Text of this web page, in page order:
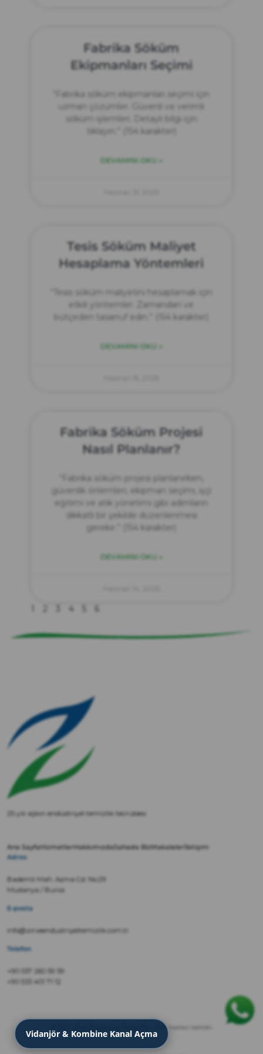
Fabrika Söküm
Ekipmanları Seçimi
“Fabrika söküm ekipmanları seçimi için
uzman çözümler. Güvenli ve verimli
söküm işlemleri. Detaylı bilgi için
tıklayın.” (154 karakter)
DEVAMINI OKU »
Tesis Söküm Maliyet
Hesaplama Yöntemleri
“Tesis söküm maliyetini hesaplamak için
etkili yöntemler. Zamandan ve
bütçeden tasarruf edin.” (154 karakter)
DEVAMINI OKU »
Fabrika Söküm Projesi
Nasıl Planlanır?
“Fabrika söküm projesi planlanırken,
güvenlik önlemleri, ekipman seçimi, işçi
eğitimi ve atık yönetimi gibi adımların
dikkatli bir şekilde düzenlenmesi
gerekir.” (154 karakter)
DEVAMINI OKU »
4
Vidanjör & Kombine Kanal Açma
25 yılı aşkın endüstriyel temizlik tecrübesi
Ana SayfaHizmetlerHakkımızdaSahada BizMakaleler İletişim
Adres
Bademli Mah. Asma Cd. No:29
Mudanya / Bursa
E-posta
info@zirveendustriyeltemizlik.com.tr
Telefon
+90 537 260 59 59
+90 533 401 71 12
© 2022 Zirve Endüstriyel Temizlik · Tüm hakları saklıdır.